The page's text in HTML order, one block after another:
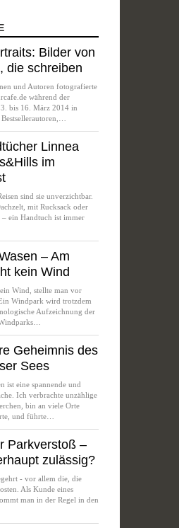
Bilder von
die schreiben
und Autoren fotografierte
während der
bis 16. März 2014 in
Linnea
im
sind sie unverzichtbar.
mit Rucksack oder
– ein Handtuch ist immer
– Am
kein Wind
Wind, stellte man vor
Windpark wird trotzdem
Aufzeichnung der
Geheimnis des
Sees
ist eine spannende und
Ich verbrachte unzählige
bin an viele Orte
und führte…
Parkverstoß –
zulässig?
- vor allem die, die
Als Kunde eines
man in der Regel in den